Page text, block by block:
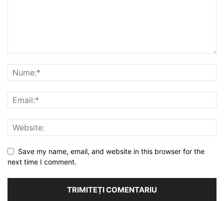
Save my name, email, and website in this browser for the
next time I comment.